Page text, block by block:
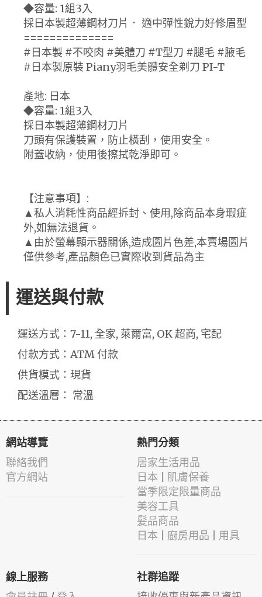
◆容量: 1組3入
採日本製超薄鋼材刀片． 適中彈性銳力好修眉型
==============
#日本製 #不咬肉 #美體刀 #T型刀 #腿毛 #腋毛
#日本製原裝 Piany羽毛美體安全剃刀 PI-T
產地: 日本
◆容量: 1組3入
採日本製超薄鋼材刀片
刀頭有保護裝置，防止橫刮，使用安全。
附蓋收納，使用後擦拭乾淨即可。
【注意事項】:
▲私人消耗性商品經拆封、使用,除商品本身瑕疵
外,如無法退貨。
▲由於螢幕顯示器關係,造成圖片色差,本賣場圖片
僅供參考,產品顏色已實際收到貨品為主
運送與付款
運送方式：7-11, 全家, 萊爾富, OK 超商, 宅配
付款方式：ATM 付款
供貨模式：現貨
配送溫層： 常溫
網站導覽
聯絡我們
官方網站
熱門分類
居家生活用品
日本 | 肌膚保養
當季限定限量商品
美容工具
髪品商品
日本 | 廚房用品 | 用具
線上服務 社群追蹤